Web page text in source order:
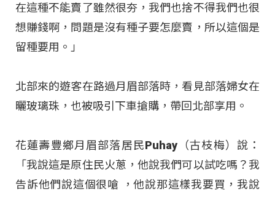
在這種不能賣了雖然很夯，我們也捨不得我們也很
想賺錢啊，問題是沒有種子要怎麼賣，所以這個是
留種要用。」
北部來的遊客在路過月眉部落時，看見部落婦女在
曬玻璃珠，也被吸引下車搶購，帶回北部享用。
花蓮壽豐鄉月眉部落居民Puhay（古枝梅）說：
「我說這是原住民火蔥，他說我們可以試吃嗎？我
告訴他們說這個很嗆 ，他說那這樣我要買，我說